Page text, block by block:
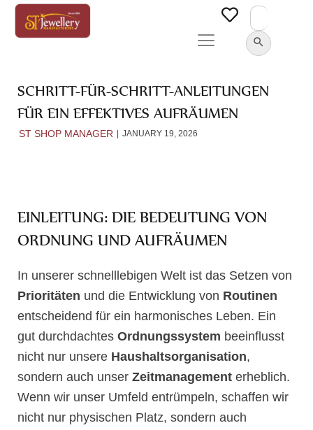
Search
SEARCH BUTTON
SCHRITT-FÜR-SCHRITT-ANLEITUNGEN
FÜR EIN EFFEKTIVES AUFRÄUMEN
ST SHOP MANAGER JANUARY 19, 2026
EINLEITUNG: DIE BEDEUTUNG VON
ORDNUNG UND AUFRÄUMEN
In unserer schnelllebigen Welt ist das Setzen von
Prioritäten und die Entwicklung von Routinen
entscheidend für ein harmonisches Leben. Ein
gut durchdachtes Ordnungssystem beeinflusst
nicht nur unsere Haushaltsorganisation,
sondern auch unser Zeitmanagement erheblich.
Wenn wir unser Umfeld entrümpeln, schaffen wir
nicht nur physischen Platz, sondern auch